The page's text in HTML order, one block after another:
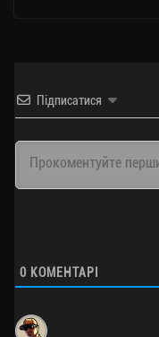
Підписатися
0 КОМЕНТАРІ